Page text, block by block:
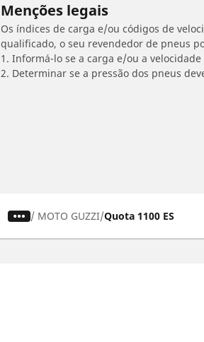
Menções legais
Os índices de carga e/ou códigos de
qualificado, o seu revendedor de pneus
1. Informá-lo se a carga e/ou a
2. Determinar se a pressão dos pneus
/ MOTO GUZZI Quota 1100 ES